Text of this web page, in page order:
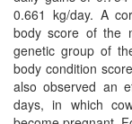
0.661 kg/day. A
body score of the
genetic group of
body condition
also observed an
days, in which